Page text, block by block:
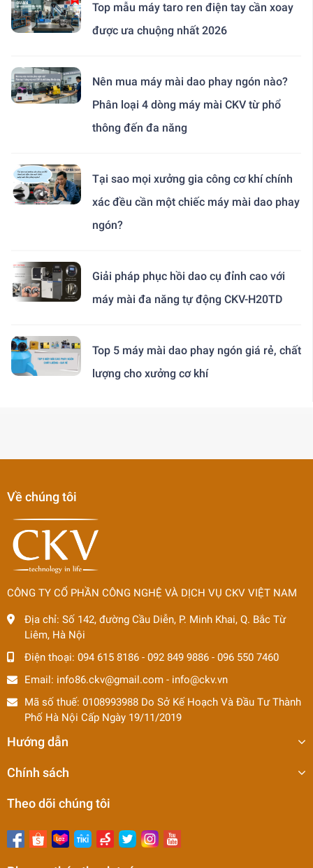
Top mẫu máy taro ren điện tay cần xoay
được ưa chuộng nhất 2026
Nên mua máy mài dao phay ngón nào?
Phân loại 4 dòng máy mài CKV từ phổ
thông đến đa năng
Tại sao mọi xưởng gia công cơ khí chính
xác đều cần một chiếc máy mài dao phay
ngón?
Giải pháp phục hồi dao cụ đỉnh cao với
máy mài đa năng tự động CKV-H20TD
Top 5 máy mài dao phay ngón giá rẻ, chất
lượng cho xưởng cơ khí
Về chúng tôi
CÔNG TY CỔ PHẦN CÔNG NGHỆ VÀ DỊCH VỤ CKV VIỆT NAM
Địa chỉ: Số 142, đường Cầu Diễn, P. Minh Khai, Q. Bắc Từ
Liêm, Hà Nội
Điện thoại: 094 615 8186 - 092 849 9886 - 096 550 7460
Email: info86.ckv@gmail.com - info@ckv.vn
Mã số thuế: 0108993988 Do Sở Kế Hoạch Và Đầu Tư Thành
Phố Hà Nội Cấp Ngày 19/11/2019
Hướng dẫn
Chính sách
Theo dõi chúng tôi